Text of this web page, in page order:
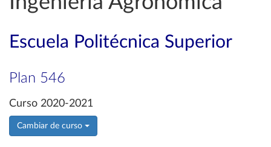
Escuela Politécnica Superior
Plan 546
Curso 2020-2021
Cambiar de curso